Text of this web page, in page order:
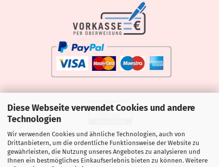
Diese Webseite verwendet Cookies und andere
Technologien
Wir verwenden Cookies und ähnliche Technologien, auch von
Drittanbietern, um die ordentliche Funktionsweise der Website zu
gewährleisten, die Nutzung unseres Angebotes zu analysieren und
Ihnen ein bestmögliches Einkaufserlebnis bieten zu können. Weitere